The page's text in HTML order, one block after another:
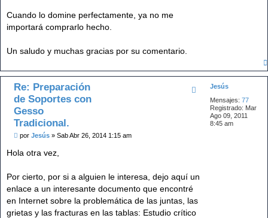
Cuando lo domine perfectamente, ya no me
importará comprarlo hecho.
Un saludo y muchas gracias por su comentario.
Jesús
Mensajes: 77
Registrado: Mar
Ago 09, 2011
8:45 am
Re: Preparación
de Soportes con
Gesso
Tradicional.
M
n
s
e
porJesús »Sab Abr 26, 2014 1:15 am
Hola otra vez,
Por cierto, por si a alguien le interesa, dejo aquí un
enlace a un interesante documento que encontré
en Internet sobre la problemática de las juntas, las
grietas y las fracturas en las tablas: Estudio crítico